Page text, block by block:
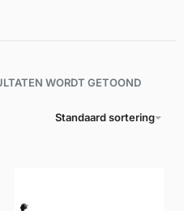
WORDT GETOOND
Standaard sortering